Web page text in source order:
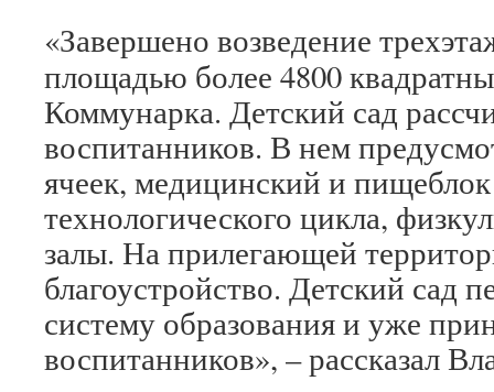
«Завершено возведение
площадью более 4800
Коммунарка. Детский сад
воспитанников. В нем
ячеек, медицинский и
технологического цикла,
залы. На прилегающей
благоустройство. Детский сад
систему образования и уже
воспитанников», – рассказал